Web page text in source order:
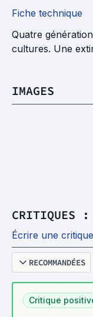
Fiche technique
Quatre
cultures. Une
IMAGES
CRITIQUES
Écrire une critique
RECOMMANDÉES
Critique